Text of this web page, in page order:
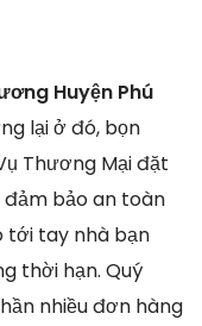
Huyện Phú
lại ở đó, bọn
Thương Mại đặt
đảm bảo an toàn
tới tay nhà bạn
thời hạn. Quý
nhiều đơn hàng